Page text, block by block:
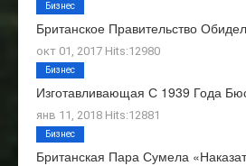
Британское Правительство
окт 01, 2017 Hits:12980
Бизнес
Изготавливающая С 1939 Года
янв 11, 2018 Hits:12881
Бизнес
Британская Пара Сумела
Бизнес